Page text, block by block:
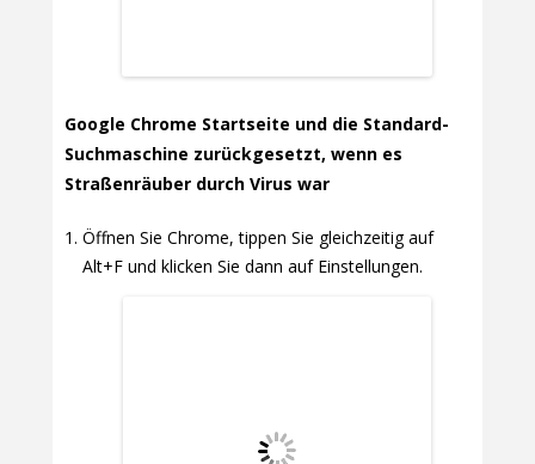
Google Chrome Startseite und die Standard-
Suchmaschine zurückgesetzt, wenn es
Straßenräuber durch Virus war
Öffnen Sie Chrome, tippen Sie gleichzeitig auf
Alt+F und klicken Sie dann auf Einstellungen.